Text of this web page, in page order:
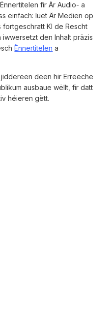
fir Är Audio- a
einfach: luet Är Medien op
KI de Rescht
iwwersetzt den Inhalt präzis
Ënnertitelen a
deen hir Erreeche
ausbaue wëllt, fir datt
héieren gëtt.